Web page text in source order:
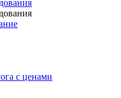
с ценами